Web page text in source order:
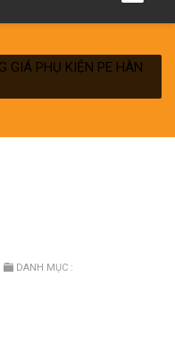
GIÁ PHỤ KIỆN PE HÀN
DANH MỤC :